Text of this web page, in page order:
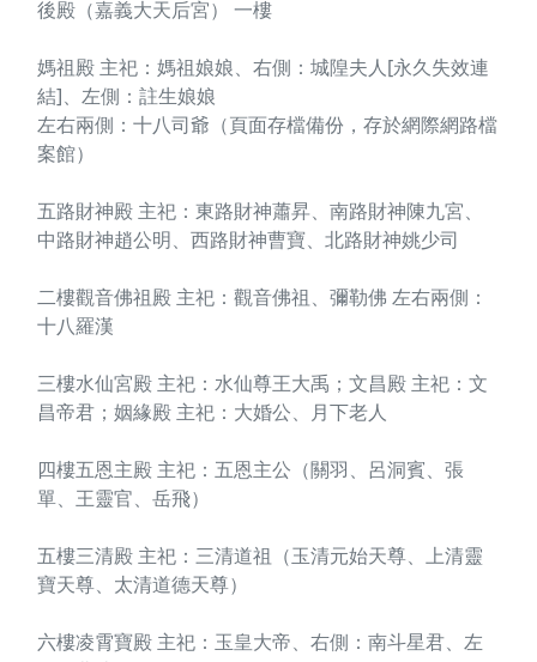
後殿（嘉義大天后宮） 一樓
媽祖殿 主祀：媽祖娘娘、右側：城隍夫人[永久失效連
結]、左側：註生娘娘
左右兩側：十八司爺（頁面存檔備份，存於網際網路檔
案館）
五路財神殿 主祀：東路財神蕭昇、南路財神陳九宮、
中路財神趙公明、西路財神曹寶、北路財神姚少司
二樓觀音佛祖殿 主祀：觀音佛祖、彌勒佛 左右兩側：
十八羅漢
三樓水仙宮殿 主祀：水仙尊王大禹；文昌殿 主祀：文
昌帝君；姻緣殿 主祀：大婚公、月下老人
四樓五恩主殿 主祀：五恩主公（關羽、呂洞賓、張
單、王靈官、岳飛）
五樓三清殿 主祀：三清道祖（玉清元始天尊、上清靈
寶天尊、太清道德天尊）
六樓凌霄寶殿 主祀：玉皇大帝、右側：南斗星君、左